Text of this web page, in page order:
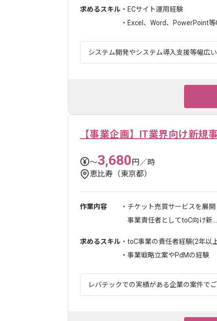
求めるスキル ・ECサイト運用経験
・Excel、Word、PowerPoint等
システム開発やシステム導入支援等幅広
【事業企画】IT業界向け新規
〜3,680円／時
恵比寿（東京都）
作業内容
・チケット売買サービスを展
事業責任者としてtoC向け新...
求めるスキル ・toC事業の責任者経験(2年以
・事業戦略立案やPdMの経験
レバテックでの実績がある企業の案件で